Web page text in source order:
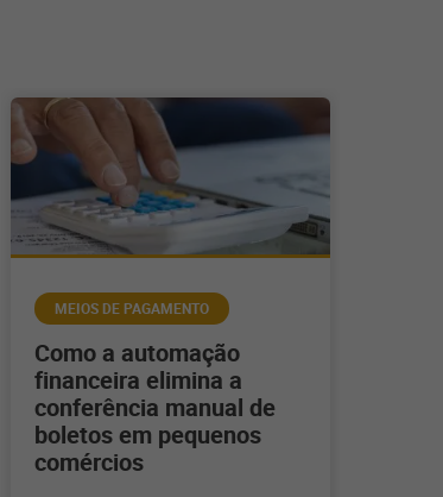
MEIOS DE PAGAMENTO
Como a automação
financeira elimina a
conferência manual de
boletos em pequenos
comércios